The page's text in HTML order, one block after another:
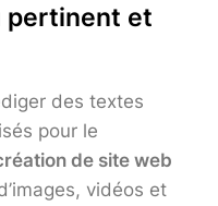
pertinent et
des textes
pour le
de site web
vidéos et